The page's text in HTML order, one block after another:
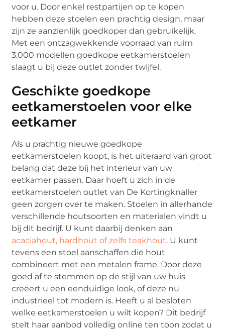
voor u. Door enkel restpartijen op te kopen
hebben deze stoelen een prachtig design, maar
zijn ze aanzienlijk goedkoper dan gebruikelijk.
Met een ontzagwekkende voorraad van ruim
3.000 modellen goedkope eetkamerstoelen
slaagt u bij deze outlet zonder twijfel.
Geschikte goedkope
eetkamerstoelen voor elke
eetkamer
Als u prachtig nieuwe goedkope
eetkamerstoelen koopt, is het uiteraard van groot
belang dat deze bij het interieur van uw
eetkamer passen. Daar hoeft u zich in de
eetkamerstoelen outlet van De Kortingknaller
geen zorgen over te maken. Stoelen in allerhande
verschillende houtsoorten en materialen vindt u
bij dit bedrijf. U kunt daarbij denken aan
acaciahout, hardhout of zelfs teakhout. U kunt
tevens een stoel aanschaffen die hout
combineert met een metalen frame. Door deze
goed af te stemmen op de stijl van uw huis
creëert u een eenduidige look, of deze nu
industrieel tot modern is. Heeft u al besloten
welke eetkamerstoelen u wilt kopen? Dit bedrijf
stelt haar aanbod volledig online ten toon zodat u